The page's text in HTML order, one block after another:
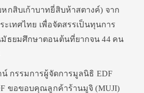
กสิบเก้าบาทยี่สิบห้าสตางค์) จาก
ะเทศไทย เพื่อจัดสรรเป็นทุนการ
ธยมศึกษาตอนต้นที่ยากจน 44 คน
กรรมการผู้จัดการมูลนิธิ EDF
ขอขอบคุณลูกค้าร้านมูจิ (MUJI)